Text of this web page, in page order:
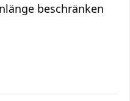
beschränken